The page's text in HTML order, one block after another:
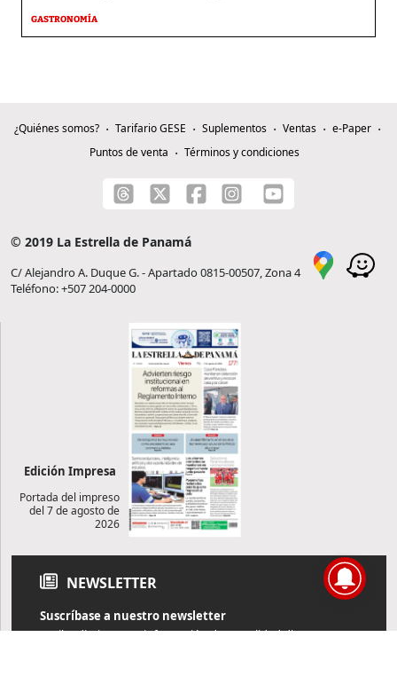
GASTRONOMÍA
¿Quiénes somos? Tarifario GESE Suplementos Ventas
e-Paper
Puntos de venta
Términos y condiciones
© 2019 La Estrella de Panamá
C/ Alejandro A. Duque G. - Apartado 0815-00507, Zona 4
Teléfono: +507 204-0000
Edición Impresa
Portada del impreso
del 7 de agosto de
2026
NEWSLETTER
Suscríbase a nuestro newsletter
Reciba diariamente información de actualidad directamente en